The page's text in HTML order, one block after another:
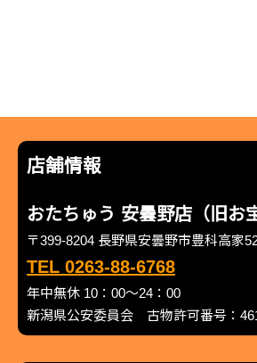
店舗情報
おたちゅう 安曇野店（旧お
〒399-8204 長野県安曇野市豊科高家
TEL 0263-88-6768
年中無休 10：00～24：00
新潟県公安委員会 古物許可番号：